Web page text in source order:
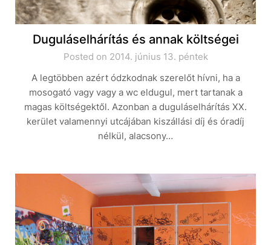
Duguláselhárítás és annak költségei
Posted on 2014. június 13. péntek
A legtöbben azért ódzkodnak szerelőt hívni, ha a
mosogató vagy vagy a wc eldugul, mert tartanak a
magas költségektől. Azonban a duguláselhárítás XX.
kerület valamennyi utcájában kiszállási díj és óradíj
nélkül, alacsony…